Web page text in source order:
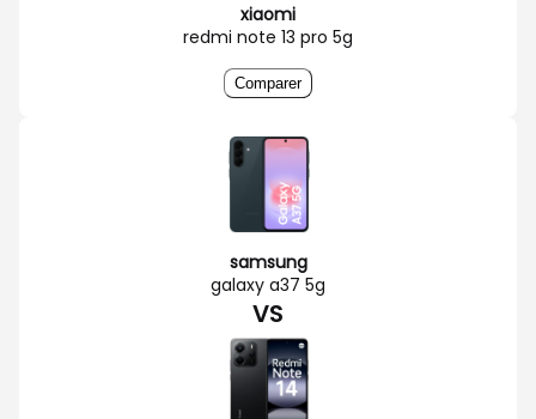
xiaomi
redmi note 13 pro 5g
Comparer
samsung
galaxy a37 5g
VS